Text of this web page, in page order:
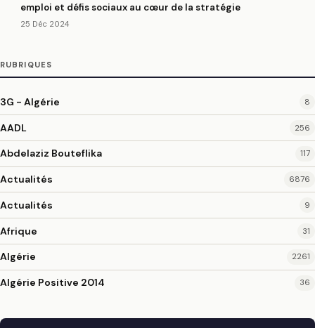
emploi et défis sociaux au cœur de la stratégie
25 Déc 2024
RUBRIQUES
3G - Algérie 8
AADL 256
Abdelaziz Bouteflika 117
Actualités 6876
Actualités 9
Afrique 31
Algérie 2261
Algérie Positive 2014 36